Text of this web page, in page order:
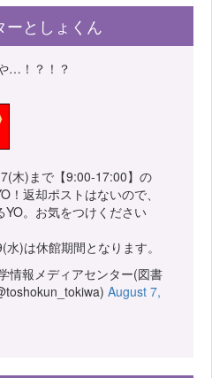
ーとしょくん
…！？！？
木)まで【9:00-17:00】の
！返却ポストはないので、
YO。お気をつけください
)は休館期間となります。
情報メディアセンター(図書
August 7,